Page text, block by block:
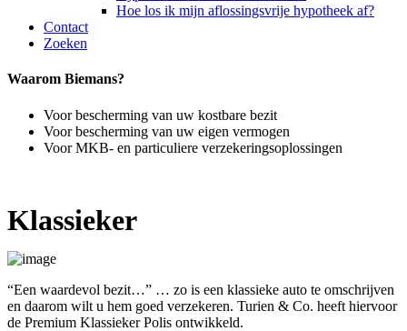
Hoe los ik mijn aflossingsvrije hypotheek af?
Contact
Zoeken
Waarom Biemans?
Voor bescherming van uw kostbare bezit
Voor bescherming van uw eigen vermogen
Voor MKB- en particuliere verzekeringsoplossingen
Klassieker
“Een waardevol bezit…” … zo is een klassieke auto te omschrijven
en daarom wilt u hem goed verzekeren. Turien & Co. heeft hiervoor
de Premium Klassieker Polis ontwikkeld.